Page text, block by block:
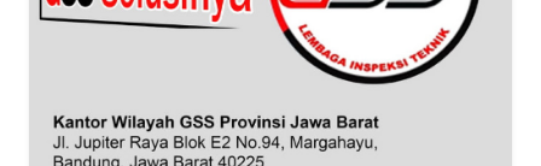
PAPUA
BARAT